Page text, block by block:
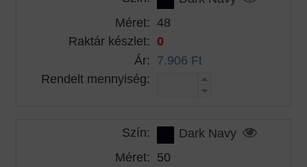
Méret: 48
Raktár készlet: 0
Ár: 7.906 Ft
Rendelt mennyiség:
Szín:
Dark Navy
Méret: 50